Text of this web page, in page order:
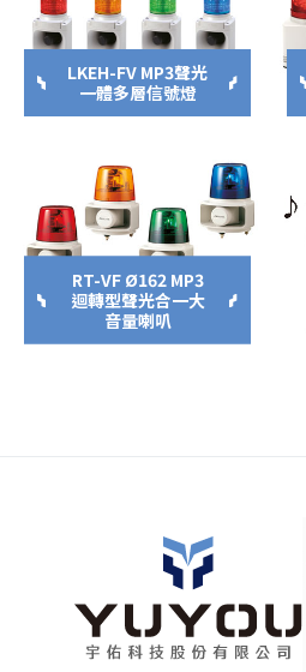
LKEH-FV MP3聲光
一體多層信號燈
RT-VF Ø162 MP3
迴轉型聲光合一大
音量喇叭